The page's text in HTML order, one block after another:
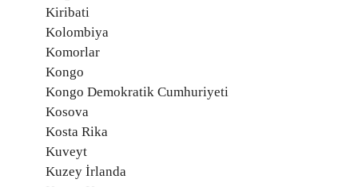
Kiribati
Kolombiya
Komorlar
Kongo
Kongo Demokratik Cumhuriyeti
Kosova
Kosta Rika
Kuveyt
Kuzey İrlanda